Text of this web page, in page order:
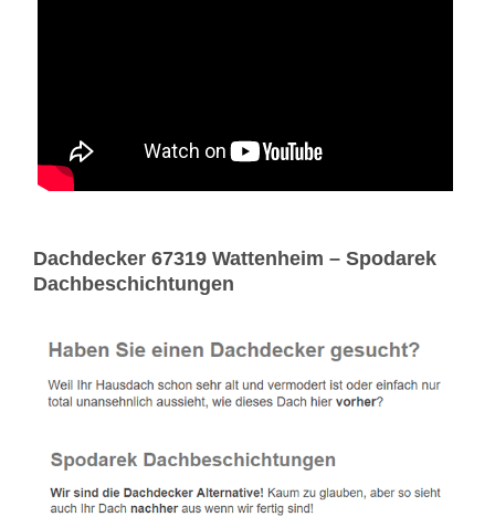
Dachdecker 67319 Wattenheim – Spodarek
Dachbeschichtungen